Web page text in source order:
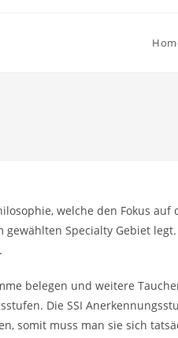
welche den Fokus auf
Specialty Gebiet
belegen und weitere
Die SSI
somit muss man sie sich